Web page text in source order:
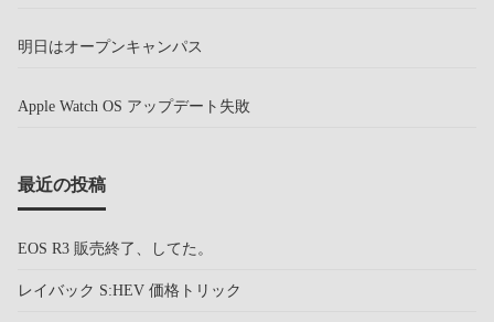
明日はオープンキャンパス
Apple Watch OS アップデート失敗
最近の投稿
EOS R3 販売終了、してた。
レイバック S:HEV 価格トリック